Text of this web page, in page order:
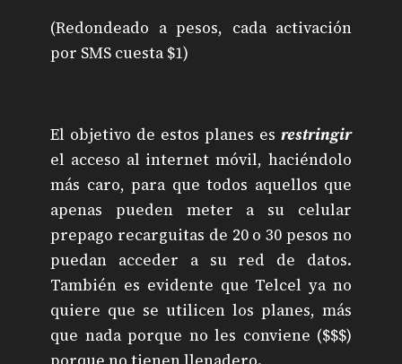
(Redondeado a pesos, cada activación
por SMS cuesta $1)
El objetivo de estos planes es restringir
el acceso al internet móvil, haciéndolo
más caro, para que todos aquellos que
apenas pueden meter a su celular
prepago recarguitas de 20 o 30 pesos no
puedan acceder a su red de datos.
También es evidente que Telcel ya no
quiere que se utilicen los planes, más
que nada porque no les conviene ($$$)